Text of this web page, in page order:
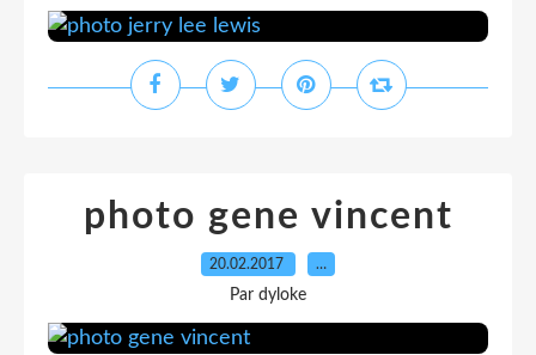
photo gene vincent
20.02.2017 …
Par dyloke